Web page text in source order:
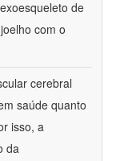
de
com o
cerebral
saúde quanto
isso, a
da